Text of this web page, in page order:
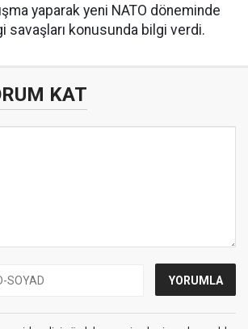
yaparak yeni NATO döneminde
savaşları konusunda bilgi verdi.
KAT